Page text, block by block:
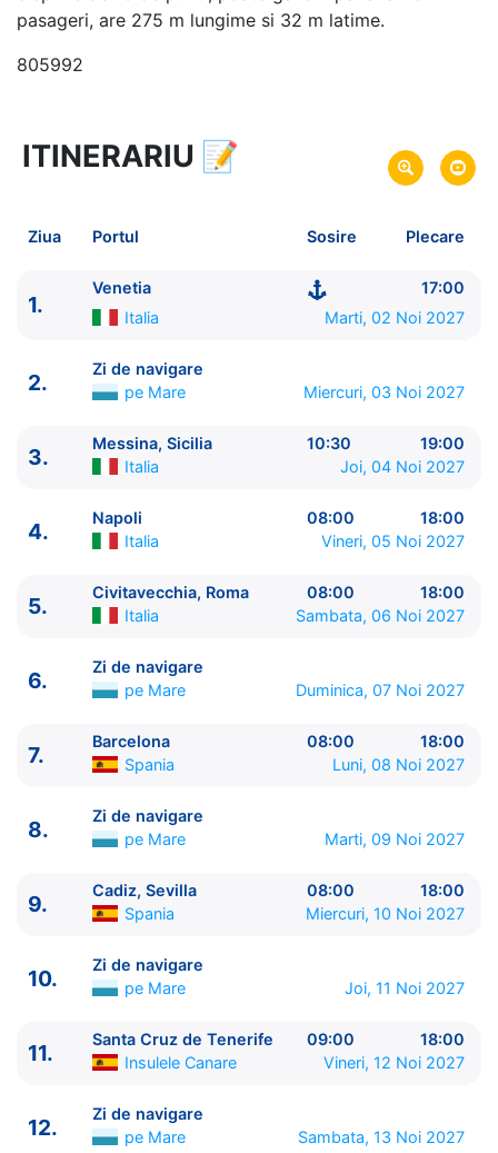
pasageri, are 275 m lungime si 32 m latime.
805992
21 zile vacanta de croaziera in
Repozitionare din Marea Mediterana in America de
Sosire pe 22 Noi 2027 Brazilia
MSC Armonia★★★★
Ziua | Portul | Sosire - Plecare
----------------------------------------
Zi de navigare
0:00 - 0:00
3.
Messina, Sicilia
10:30 - 19:00
5.
Civitavecchia, Roma
Zi de navigare pe Mare
0:00 - 0:00
8.
Zi de navigare pe Mare
0:00 - 0:00
Cadiz, Sevilla
08:00 - 18:00
Zi de navigare
11. Santa Cruz de Tenerife Insulele Canare 09:00 -
Zi de navigare pe Mare 0:00 - 0:00
13.
Zi de navigare pe Mare
0:00 - 0:00
Zi de navigare pe Mare
16.
Zi de navigare
0:00 - 0:00
ITINERARIU 📝
Ziua Portul Sosire Plecare
1.
Venetia
17:00
Italia
Marti, 02 Noi 2027
2.
Zi de navigare
pe Mare
Miercuri, 03 Noi 2027
3.
Messina, Sicilia 10:30
19:00
Italia
Joi, 04 Noi 2027
4.
Napoli 08:00
18:00
Italia
Vineri, 05 Noi 2027
5.
Civitavecchia, Roma 08:00
18:00
Italia
Sambata, 06 Noi 2027
6.
Zi de navigare
pe Mare
Duminica, 07 Noi 2027
7.
Barcelona 08:00
18:00
Spania
Luni, 08 Noi 2027
8.
Zi de navigare
pe Mare
Marti, 09 Noi 2027
9.
Cadiz, Sevilla 08:00
18:00
Spania
Miercuri, 10 Noi 2027
10.
Zi de navigare
pe Mare
Joi, 11 Noi 2027
11.
Santa Cruz de Tenerife 09:00
18:00
Insulele Canare
Vineri, 12 Noi 2027
12.
Zi de navigare
pe Mare
Sambata, 13 Noi 2027